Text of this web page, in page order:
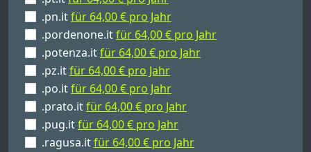
.pn.itfür 64,00 € pro Jahr
.pordenone.itfür 64,00 € pro Jahr
.potenza.itfür 64,00 € pro Jahr
.pz.itfür 64,00 € pro Jahr
.po.itfür 64,00 € pro Jahr
.prato.itfür 64,00 € pro Jahr
.pug.itfür 64,00 € pro Jahr
.ragusa.itfür 64,00 € pro Jahr